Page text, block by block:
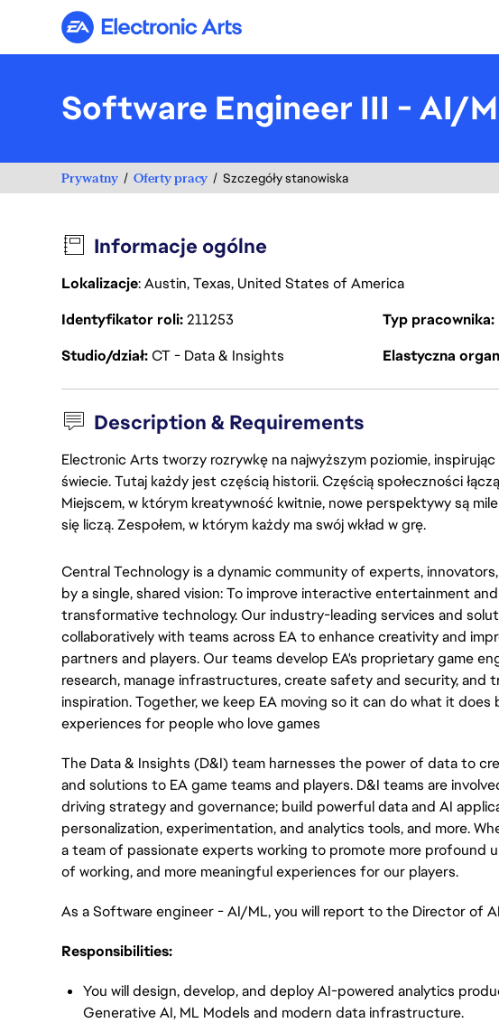
Electronic Arts
Software Engineer III - AI/
Prywatny Oferty pracy Szczegóły stanowiska
Informacje ogólne
Lokalizacje: Austin, Texas, United States of America
Identyfikator roli211253 Typ pracownika
Studio/działCT - Data & Insights Elastyczna
Description & Requirements
Electronic Arts tworzy rozrywkę na najwyższym poziomie, inspirując
świecie. Tutaj każdy jest częścią historii. Częścią społeczności
Miejscem, w którym kreatywność kwitnie, nowe perspektywy są mile
się liczą. Zespołem, w którym każdy ma swój wkład w grę.
Central Technology is a dynamic community of experts,
by a single, shared vision: To improve interactive entertainment
transformative technology. Our industry-leading services and
collaboratively with teams across EA to enhance creativity and
partners and players. Our teams develop EA's proprietary game
research, manage infrastructures, create safety and security, and
inspiration. Together, we keep EA moving so it can do what it
experiences for people who love games
The Data & Insights (D&I) team harnesses the power of data to
and solutions to EA game teams and players. D&I teams are
driving strategy and governance; build powerful data and AI
personalization, experimentation, and analytics tools, and more.
a team of passionate experts working to promote more profound
of working, and more meaningful experiences for our players.
As a Software engineer - AI/ML, you will report to the Director of
Responsibilities:
You will design, develop, and deploy AI-powered analytics
Generative AI, ML Models and modern data infrastructure.